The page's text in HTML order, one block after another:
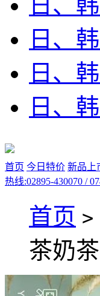
日、
日、
日、
首页 今日特价 新品上
热线:02895-430070 /
首页 >
茶奶茶